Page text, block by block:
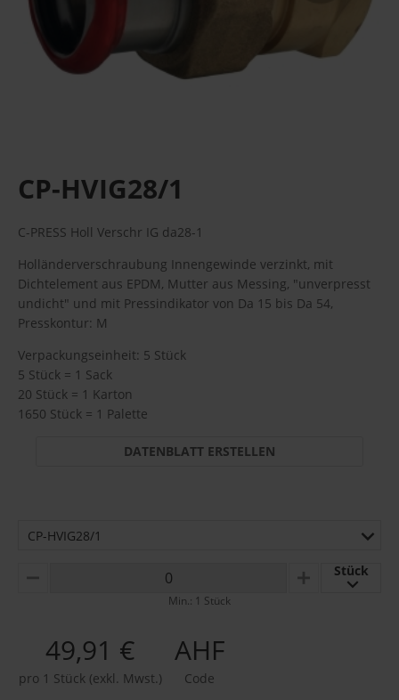
CP-HVIG28/1
C-PRESS Holl Verschr IG da28-1
Holländerverschraubung Innengewinde verzinkt, mit
Dichtelement aus EPDM, Mutter aus Messing, "unverpresst
undicht" und mit Pressindikator von Da 15 bis Da 54,
Presskontur: M
Verpackungseinheit: 5 Stück
5 Stück = 1 Sack
20 Stück = 1 Karton
1650 Stück = 1 Palette
DATENBLATT ERSTELLEN
CP-HVIG28/1
MINUS PLUS
Stück
Min.: 1 Stück
49,91 €
pro 1 Stück (exkl. Mwst.)
AHF
Code